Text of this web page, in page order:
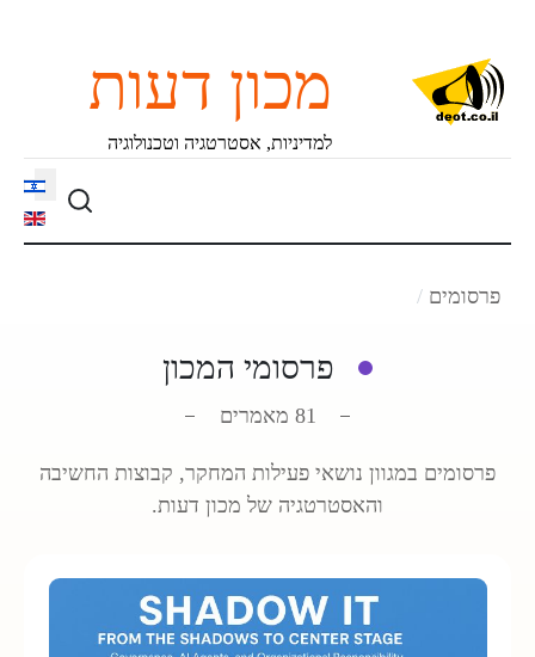
מכון דעות
למדיניות, אסטרטגיה וטכנולוגיה
פרסומים
פרסומי המכון
81 מאמרים
פרסומים במגוון נושאי פעילות המחקר, קבוצות החשיבה
והאסטרטגיה של מכון דעות.